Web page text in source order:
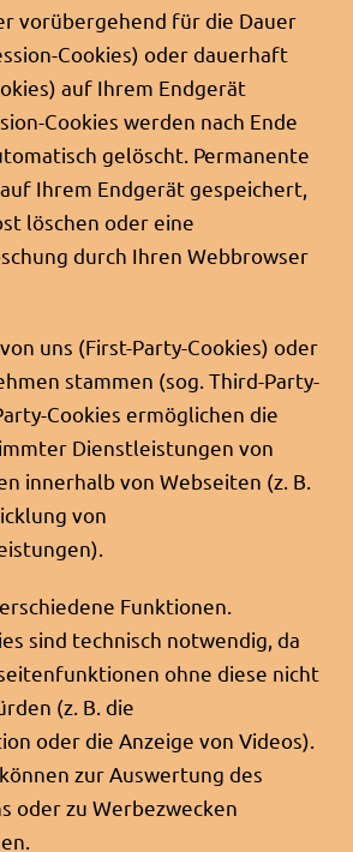
vorübergehend für die Dauer
Cookies) oder dauerhaft
auf Ihrem Endgerät
Cookies werden nach Ende
gelöscht. Permanente
Ihrem Endgerät gespeichert,
löschen oder eine
durch Ihren Webbrowser
uns (First-Party-Cookies) oder
stammen (sog. Third-Party-
Cookies ermöglichen die
Dienstleistungen von
innerhalb von Webseiten (z. B.
von
Funktionen.
sind technisch notwendig, da
ohne diese nicht
(z. B. die
oder die Anzeige von Videos).
zur Auswertung des
oder zu Werbezwecken